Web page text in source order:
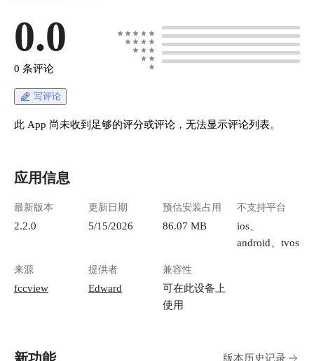
0.0
0 条评论
写评论
此 App 尚未收到足够的评分或评论，无法显示评论列表。
应用信息
最新版本
2.2.0
更新日期
5/15/2026
预估安装占用
86.07 MB
不支持平台
ios、
android、tvos
来源
fccview
提供者
Edward
兼容性
可在此设备上
使用
版本历史记录